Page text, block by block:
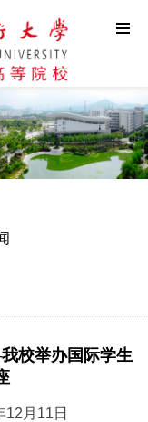
校举办国际学生
月11日